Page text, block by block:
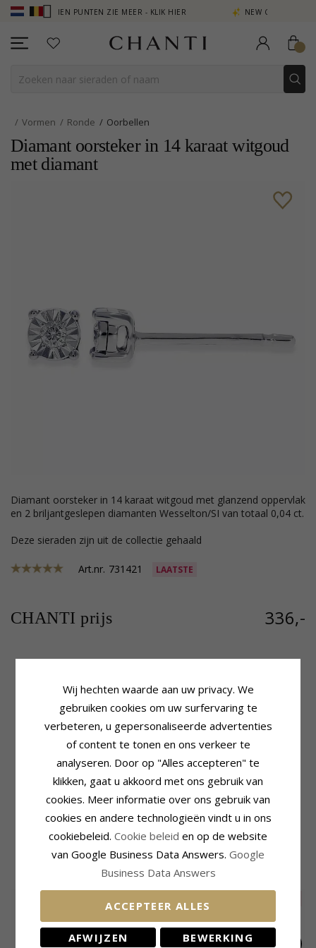
VERDIEN PUNTEN ZIE MEER - KLIK HIER NEW COLLECTION | AURA
Vormen Ronde Oorbellen
Diamant oorsteker in 14 karaat witgoud
met diamant
diamant oorsteker in 14 karaat witgoud met glanzend oppervlak
en 2 briljantgeslepen diamanten Wesselton/SI van totaal 0,04 ct.
Deze sieraden zijn uit de collectie gehaald
Art.nr. 731421 LAATSTE
CHANTI prijs 336,-
Productinformatie
Diamant
Oorbellen: Oorsteker
Edelmetaal:14 Karaat Witgoud
Glanzend
Aantal: 2
Slijpsel: Briljantgeslepen
Steen:Diamant
Diamant Kleur:
Wesselton
Caraat: 0,04
Diameter:3,5 mm
Diepte:2,6 mm
Levertijd:4-5 Weekdagen
MEEST POPULAIRE PRODUCTEN IN
CATEGORIE
Wij hechten waarde aan uw privacy. We
gebruiken cookies om uw surfervaring te
verbeteren, u gepersonaliseerde advertenties
of content te tonen en ons verkeer te
analyseren. Door op "Alles accepteren" te
klikken, gaat u akkoord met ons gebruik van
cookies. Meer informatie over ons gebruik van
cookies en andere technologieën vindt u in ons
cookiebeleid. Cookie beleid en op de website
van Google Business Data Answers. Google
Business Data Answers
ACCEPTEER ALLES
AFWIJZEN BEWERKING